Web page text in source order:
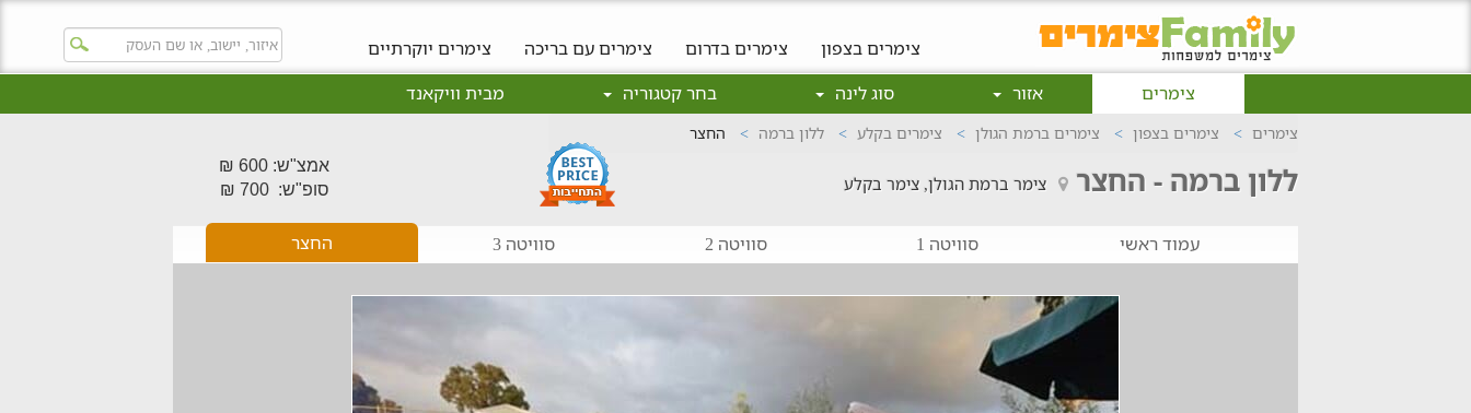
צימרים בצפון צימרים בדרום צימרים עם בריכה
צימרים יוקרתיים
צימרים
אזור סוג לינה בחר קטגוריה מבית וויקאנד
צימרים צימרים בצפון צימרים ברמת הגולן צימרים בקלע ללון ברמה החצר
ללון ברמה - החצר צימר ברמת הגולן, צימר בקלע
אמצ"ש: 600 ₪
סופ"ש: 700 ₪
עמוד ראשי סוויטה 1 סוויטה 2 סוויטה 3 החצר